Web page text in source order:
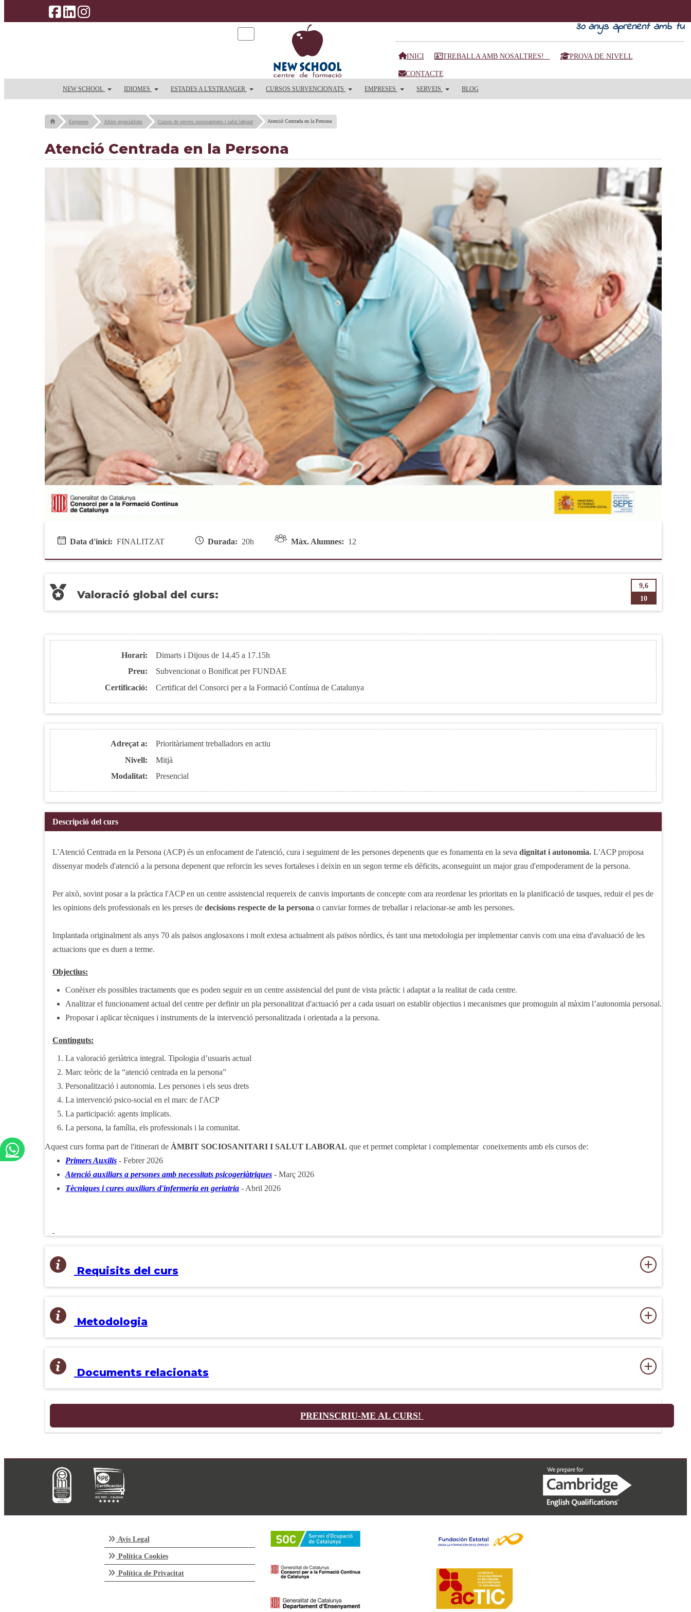
30 anys aprenent amb tu
INICI TREBALLA AMB NOSALTRES! PROVA DE NIVELL
CONTACTE
NEW SCHOOL IDIOMES ESTADES A L'ESTRANGER CURSOS SUBVENCIONATS EMPRESES SERVEIS BLOG
Empreses Altres especialitats Cursos de serveis sociosanitaris i salut laboral Atenció Centrada en la Persona
Atenció Centrada en la Persona
Data d'inici: FINALITZAT Durada: 20h Màx. Alumnes: 12
Valoració global del curs:
9,6
10
Horari:
Dimarts i Dijous de 14.45 a 17.15h
Preu:
Subvencionat o Bonificat per FUNDAE
Certificació:
Certificat del Consorci per a la Formació Contínua de Catalunya
Adreçat a:
Prioritàriament treballadors en actiu
Nivell:
Mitjà
Modalitat:
Presencial
Descripció del curs
L'Atenció Centrada en la Persona (ACP) és un enfocament de l'atenció, cura i seguiment de les persones depenents que es fonamenta en la seva dignitat i autonomia. L'ACP proposa
dissenyar models d'atenció a la persona depenent que reforcin les seves fortaleses i deixin en un segon terme els dèficits, aconseguint un major grau d'empoderament de la persona.
Per això, sovint posar a la pràctica l'ACP en un centre assistencial requereix de canvis importants de concepte com ara reordenar les prioritats en la planificació de tasques, reduir el pes de
les opinions dels professionals en les preses de decisions respecte de la persona o canviar formes de treballar i relacionar-se amb les persones.
Implantada originalment als anys 70 als països anglosaxons i molt extesa actualment als països nòrdics, és tant una metodologia per implementar canvis com una eina d'avaluació de les
actuacions que es duen a terme.
Objectius:
Conèixer els possibles tractaments que es poden seguir en un centre assistencial del punt de vista pràctic i adaptat a la realitat de cada centre.
Analitzar el funcionament actual del centre per definir un pla personalitzat d'actuació per a cada usuari on establir objectius i mecanismes que promoguin al màxim l’autonomia personal.
Proposar i aplicar tècniques i instruments de la intervenció personalitzada i orientada a la persona.
Continguts:
La valoració geriàtrica integral. Tipologia d’usuaris actual
Marc teòric de la “atenció centrada en la persona”
Personalització i autonomia. Les persones i els seus drets
La intervenció psico-social en el marc de l'ACP
La participació: agents implicats.
La persona, la família, els professionals i la comunitat.
Aquest curs forma part de l'itinerari de ÀMBIT SOCIOSANITARI I SALUT LABORAL que et permet completar i complementar coneixements amb els cursos de:
Primers Auxilis - Febrer 2026
Atenció auxiliars a persones amb necessitats psicogeriàtriques - Març 2026
Tècniques i cures auxiliars d'infermeria en geriatria - Abril 2026
Requisits del curs
Metodologia
Documents relacionats
PREINSCRIU-ME AL CURS!
Avís Legal
Política Cookies
Política de Privacitat